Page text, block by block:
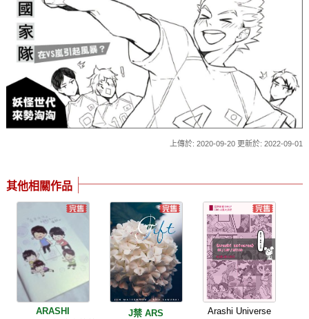
上傳於: 2020-09-20 更新於: 2022-09-01
其他相關作品
ARASHI
J禁 ARS
Arashi Universe